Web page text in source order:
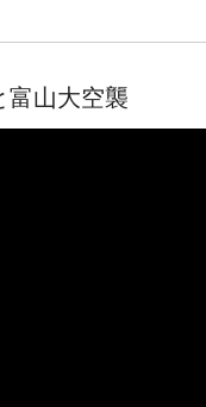
富山大空襲